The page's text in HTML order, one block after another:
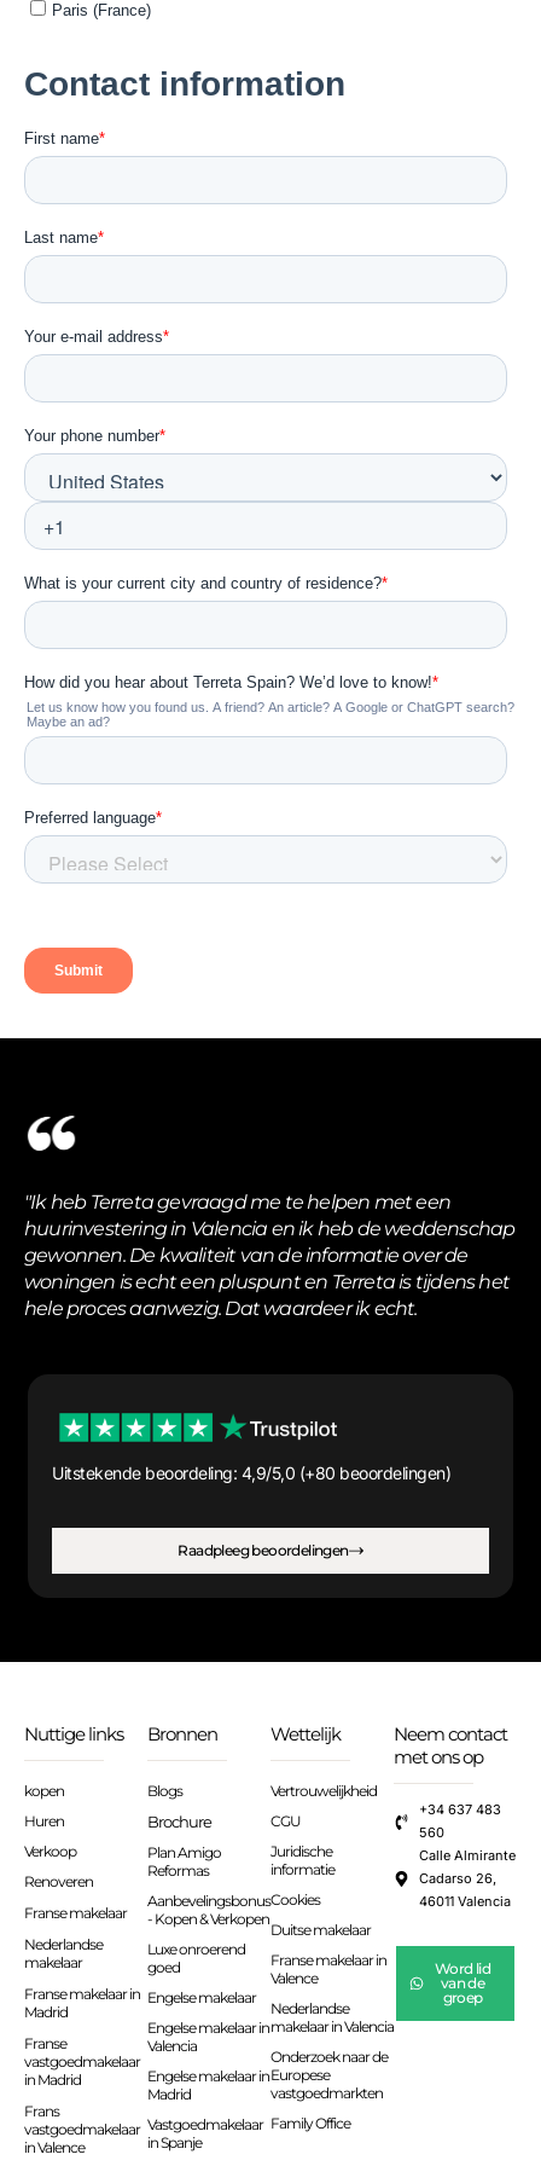
"Ik heb Terreta gevraagd me te helpen met een
huurinvestering in Valencia en ik heb de weddenschap
gewonnen. De kwaliteit van de informatie over de
woningen is echt een pluspunt en Terreta is tijdens het
hele proces aanwezig. Dat waardeer ik echt.
Uitstekende beoordeling: 4,9/5,0 (+80 beoordelingen)
Raadpleeg beoordelingen
Nuttige links
kopen
Huren
Verkoop
Renoveren
Franse makelaar
Nederlandse
makelaar
Franse makelaar in
Madrid
Franse
vastgoedmakelaar
in Madrid
Frans
vastgoedmakelaar
in Valence
Bronnen
Blogs
Brochure
Plan Amigo
Reformas
Aanbevelingsbonus
- Kopen & Verkopen
Luxe onroerend
goed
Engelse makelaar
Engelse makelaar in
Valencia
Engelse makelaar in
Madrid
Vastgoedmakelaar
in Spanje
Wettelijk
Vertrouwelijkheid
CGU
Juridische
informatie
Cookies
Duitse makelaar
Franse makelaar in
Valence
Nederlandse
makelaar in Valencia
Onderzoek naar de
Europese
vastgoedmarkten
Family Office
Neem contact
met ons op
+34 637 483
560
Calle Almirante
Cadarso 26,
46011 Valencia
Word lid
van de
groep